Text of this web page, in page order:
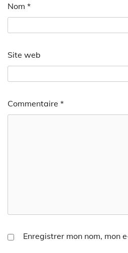
Nom *
Site web
Commentaire *
Enregistrer mon nom, mon